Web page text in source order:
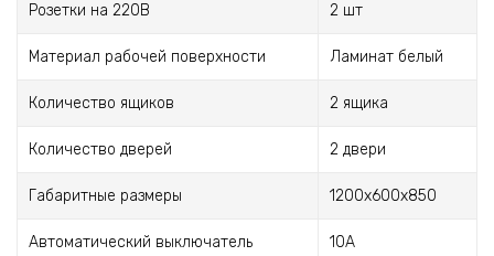
Розетки на 220В 2 шт
Материал рабочей поверхности Ламинат белый
Количество ящиков 2 ящика
Количество дверей 2 двери
Габаритные размеры 1200x600x850
Автоматический выключатель 10А